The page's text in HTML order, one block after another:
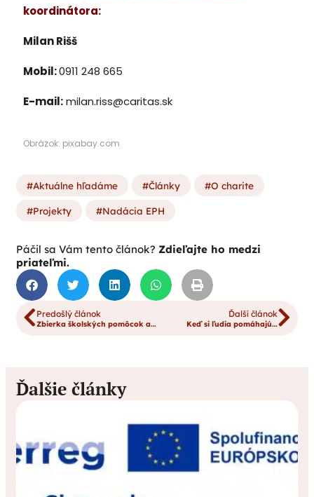
koordinátora:
Milan Rišš
Mobil:0911 248 665
E-mail:milan.riss@caritas.sk
Obrázok: pixabay.com
Aktuálne hľadáme Články O charite
Projekty Nadácia EPH
Páčil sa Vám tento článok? Zdieľajte ho medzi
priateľmi.
Predošlý článok
Zbierka školských pomôcok aj v Poprade
Ďalší článok
Keď si ľudia pomáhajú…
Ďalšie články